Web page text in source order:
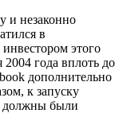
и незаконно
в
этого
года вплоть до
дополнительно
к запуску
должны были